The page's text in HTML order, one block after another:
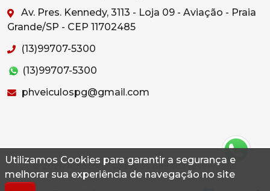
Utilizamos Cookies para garantir a segurança e
melhorar sua experiência de navegação no site
Av. Pres. Kennedy, 3113 - Loja 09 - Aviação - Praia
Grande/SP - CEP 11702485
(13)99707-5300
(13)99707-5300
phveiculospg@gmail.com
© 2026 Autoconf. Todos os direitos reservados.